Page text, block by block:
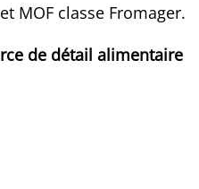
MOF classe Fromager.
de détail alimentaire